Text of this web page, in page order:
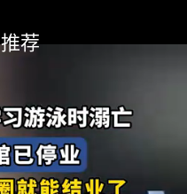
推荐